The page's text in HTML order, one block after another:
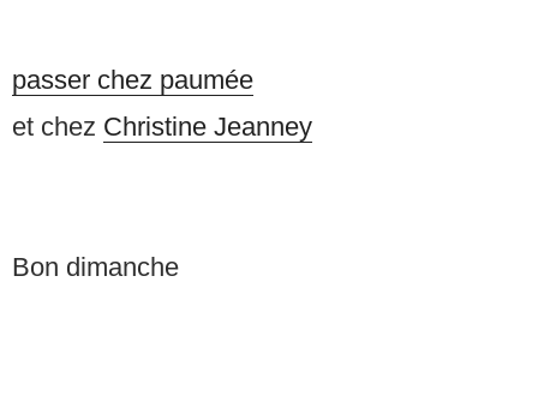
passer chez paumée
et chez Christine Jeanney
Bon dimanche